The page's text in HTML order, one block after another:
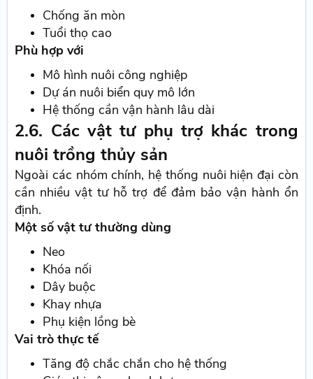
Chống ăn mòn
Tuổi thọ cao
Phù hợp với
Mô hình nuôi công nghiệp
Dự án nuôi biển quy mô lớn
Hệ thống cần vận hành lâu dài
2.6. Các vật tư phụ trợ khác trong
nuôi trồng thủy sản
Ngoài các nhóm chính, hệ thống nuôi hiện đại còn
cần nhiều vật tư hỗ trợ để đảm bảo vận hành ổn
định.
Một số vật tư thường dùng
Neo
Khóa nối
Dây buộc
Khay nhựa
Phụ kiện lồng bè
Vai trò thực tế
Tăng độ chắc chắn cho hệ thống